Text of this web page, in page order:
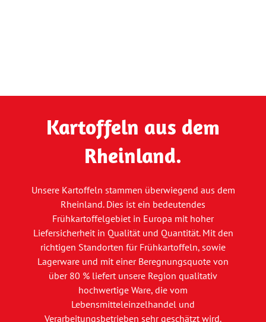
Kartoffeln aus dem
Rheinland.
Unsere Kartoffeln stammen überwiegend aus dem
Rheinland. Dies ist ein bedeutendes
Frühkartoffelgebiet in Europa mit hoher
Liefersicherheit in Qualität und Quantität. Mit den
richtigen Standorten für Frühkartoffeln, sowie
Lagerware und mit einer Beregnungsquote von
über 80 % liefert unsere Region qualitativ
hochwertige Ware, die vom
Lebensmitteleinzelhandel und
Verarbeitungsbetrieben sehr geschätzt wird.